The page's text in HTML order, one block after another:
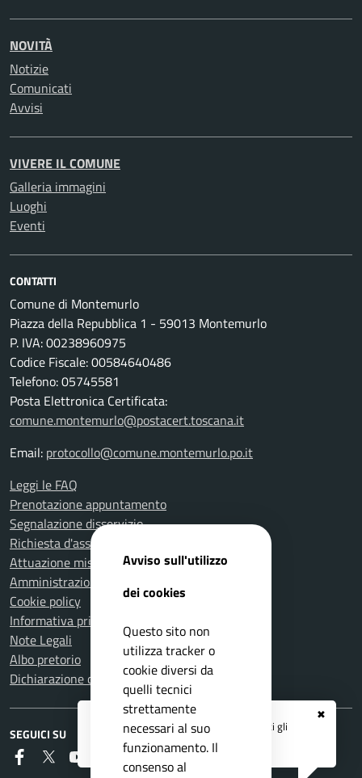
✖
Registrati ai serviziAPP IO
e ricevi tutti gli
aggiornamenti dall'Ente
NOVITÀ
Notizie
Comunicati
Avvisi
VIVERE IL COMUNE
Galleria immagini
Luoghi
Eventi
CONTATTI
Comune di Montemurlo
Piazza della Repubblica 1 - 59013 Montemurlo
P. IVA: 00238960975
Codice Fiscale: 00584640486
Telefono: 05745581
Posta Elettronica Certificata:
comune.montemurlo@postacert.toscana.it
Email: protocollo@comune.montemurlo.po.it
Leggi le FAQ
Prenotazione appuntamento
Segnalazione disservizio
Richiesta d'assistenza
Attuazione misure PNRR
Amministrazione trasparente
Cookie policy
Informativa privacy
Note Legali
Albo pretorio
Dichiarazione di accessibilità
SEGUICI SU
FaceboookTwitter YoutubeInstagram
RSS
Avviso sull'utilizzo
dei cookies
Questo sito non
utilizza tracker o
cookie diversi da
quelli tecnici
strettamente
necessari al suo
funzionamento. Il
consenso al